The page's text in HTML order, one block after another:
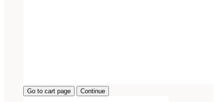
Go to cart page Continue